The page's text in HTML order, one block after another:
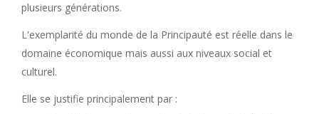
plusieurs générations.
L'exemplarité du monde de la Principauté est réelle dans le
domaine économique mais aussi aux niveaux social et
culturel.
Elle se justifie principalement par :